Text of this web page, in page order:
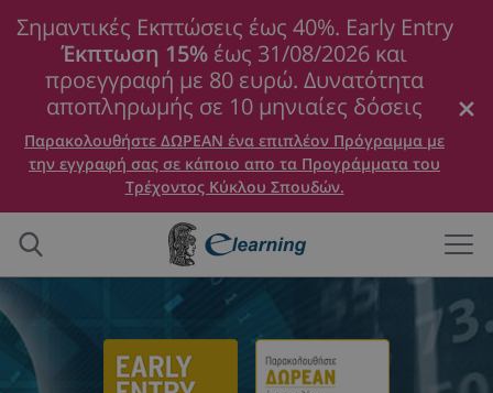
Σημαντικές Εκπτώσεις έως 40%. Early Entry
Έκπτωση 15% έως 31/08/2026 και
προεγγραφή με 80 ευρώ. Δυνατότητα
αποπληρωμής σε 10 μηνιαίες δόσεις
Παρακολουθήστε ΔΩΡΕΑΝ ένα επιπλέον Πρόγραμμα με
την εγγραφή σας σε κάποιο απο τα Προγράμματα του
Τρέχοντος Κύκλου Σπουδών.